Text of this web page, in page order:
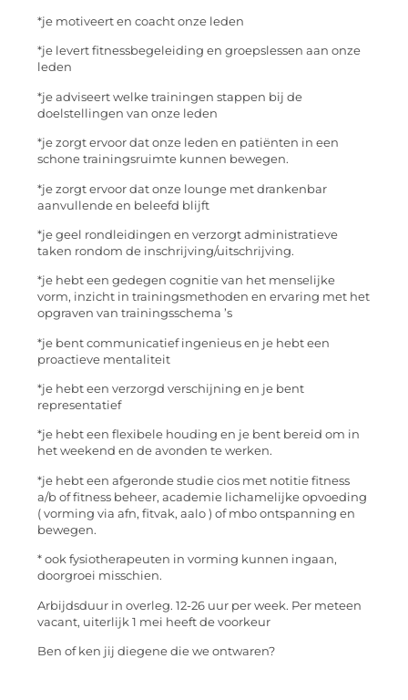
*je motiveert en coacht onze leden
*je levert fitnessbegeleiding en groepslessen aan onze
leden
*je adviseert welke trainingen stappen bij de
doelstellingen van onze leden
*je zorgt ervoor dat onze leden en patiënten in een
schone trainingsruimte kunnen bewegen.
*je zorgt ervoor dat onze lounge met drankenbar
aanvullende en beleefd blijft
*je geel rondleidingen en verzorgt administratieve
taken rondom de inschrijving/uitschrijving.
*je hebt een gedegen cognitie van het menselijke
vorm, inzicht in trainingsmethoden en ervaring met het
opgraven van trainingsschema ’s
*je bent communicatief ingenieus en je hebt een
proactieve mentaliteit
*je hebt een verzorgd verschijning en je bent
representatief
*je hebt een flexibele houding en je bent bereid om in
het weekend en de avonden te werken.
*je hebt een afgeronde studie cios met notitie fitness
a/b of fitness beheer, academie lichamelijke opvoeding
( vorming via afn, fitvak, aalo ) of mbo ontspanning en
bewegen.
* ook fysiotherapeuten in vorming kunnen ingaan,
doorgroei misschien.
Arbijdsduur in overleg. 12-26 uur per week. Per meteen
vacant, uiterlijk 1 mei heeft de voorkeur
Ben of ken jij diegene die we ontwaren?